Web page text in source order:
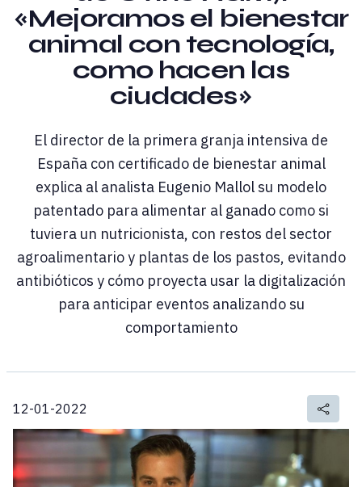
«Mejoramos el bienestar
animal con tecnología,
como hacen las
ciudades»
El director de la primera granja intensiva de
España con certificado de bienestar animal
explica al analista Eugenio Mallol su modelo
patentado para alimentar al ganado como si
tuviera un nutricionista, con restos del sector
agroalimentario y plantas de los pastos, evitando
antibióticos y cómo proyecta usar la digitalización
para anticipar eventos analizando su
comportamiento
12-01-2022